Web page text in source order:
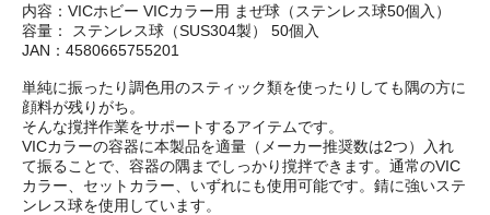
内容：VICホビー VICカラー用 まぜ球（ステンレス球50個入）
容量： ステンレス球（SUS304製） 50個入
JAN：4580665755201
単純に振ったり調色用のスティック類を使ったりしても隅の方に
顔料が残りがち。
そんな撹拌作業をサポートするアイテムです。
VICカラーの容器に本製品を適量（メーカー推奨数は2つ）入れ
て振ることで、容器の隅までしっかり撹拌できます。通常のVIC
カラー、セットカラー、いずれにも使用可能です。錆に強いステ
ンレス球を使用しています。